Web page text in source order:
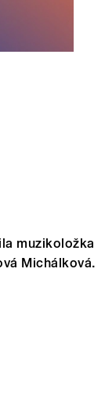
muzikoložka
Michálková.